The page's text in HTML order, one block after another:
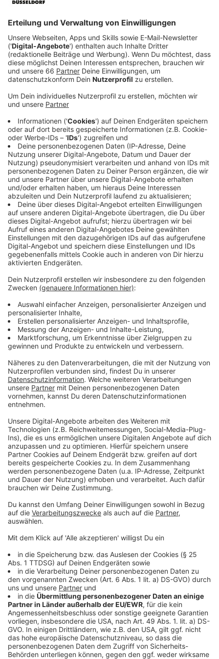
Anzeige
In ihrer Trauer gerät sie an einen windigen Bestatter,
ihrer Not beschließt Karla die Rede selber zu
neuen Beruf finden ihre Kinder so gar nicht passend.
Karla ist es egal. Sie redet sich von Grab zu Grab
zurück ins Leben…
Streaming-Dienst: Netflix
Anzeige
Wir benötigen Ihre
Zustimmung, um den YouTube
Video-Service zu laden!
Wir verwenden einen Service eines
Drittanbieters, um Videoinhalte
einzubetten. Dieser Service kann
Daten zu Ihren Aktivitäten
sammeln. Bitte lesen Sie die
Details durch und stimmen Sie der
Nutzung des Service zu, um dieses
Video anzusehen.
Mehr Informationen
powered byUsercentrics Consent
Management Platform
Karla ist die etwas andere Trauerrednerin. Und das
kommt scheinbar gut an.
Anzeige
© Copyright: Netflix
Karlas Beerdigungen verlaufen alles andere als normal.
Nicht zuletzt dank ihrer "zielgerichteten" Trauerreden.
Anzeige
©Copyright: Netflix
Karlas Job läuft gut. Denn für Nachschub ist gesorgt.
Anzeige
Anzeige